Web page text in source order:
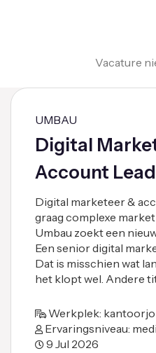
Vacature
UMBAU
Digital
Account Lead
Digital marketeer &
graag complexe
Umbau zoekt een
Een senior digital
Dat is misschien wat
het klopt wel. Andere
Werkplek:
Ervaringsniveau:
9 Jul 2026